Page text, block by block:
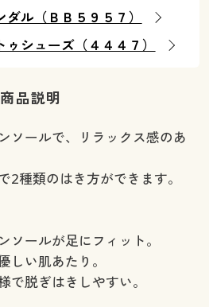
ル（ＢＢ５９５７）
シューズ（４４４７）
商品説明
ソールで、リラックス感のあ
2種類のはき方ができます。
ソールが足にフィット。
しい肌あたり。
で脱ぎはきしやすい。